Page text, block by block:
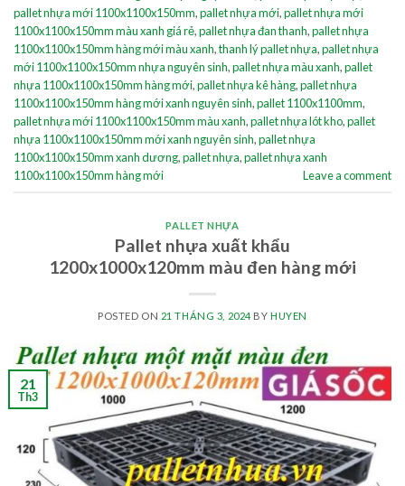
pallet nhựa mới 1100x1100x150mm,pallet nhựa mới,pallet nhựa mới
1100x1100x150mm màu xanh giá rẻ,pallet nhựa đan thanh,pallet nhựa
1100x1100x150mm hàng mới màu xanh,thanh lý pallet nhựa,pallet nhựa
mới 1100x1100x150mm nhựa nguyên sinh,pallet nhựa màu xanh,pallet
nhựa 1100x1100x150mm hàng mới,pallet nhựa kê hàng,pallet nhựa
1100x1100x150mm hàng mới xanh nguyên sinh,pallet 1100x1100mm,
pallet nhựa mới 1100x1100x150mm màu xanh,pallet nhựa lót kho,pallet
nhựa 1100x1100x150mm mới xanh nguyên sinh,pallet nhựa
1100x1100x150mm xanh dương,pallet nhựa,pallet nhựa xanh
1100x1100x150mm hàng mới
Leave a comment
PALLET NHỰA
Pallet nhựa xuất khẩu
1200x1000x120mm màu đen hàng mới
POSTED ON 21 THÁNG 3, 2024BY HUYEN
21
Th3